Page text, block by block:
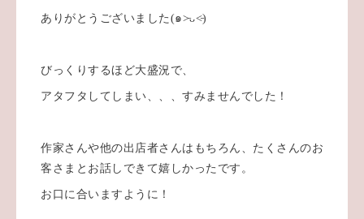
ありがとうございました(๑˃̵ᴗ˂̵)
びっくりするほど大盛況で、
アタフタしてしまい、、、すみませんでした！
作家さんや他の出店者さんはもちろん、たくさんのお
客さまとお話しできて嬉しかったです。
お口に合いますように！